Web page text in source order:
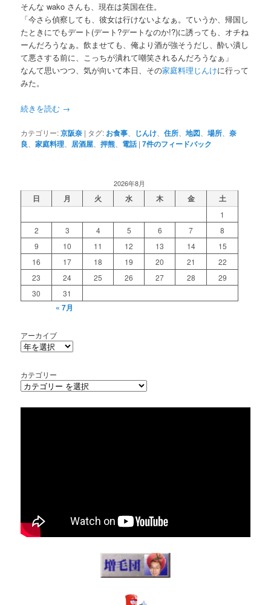
そんな wako さんも、現在は英国在住。
「今さら偵察しても、彼女は行けないよなぁ。ていうか、帰国し
たときにでもデート(デート?デートなのか!?)に誘っても、オチね
ーんだろうなぁ。飲ませても、俺より酒が強そうだし、酔い潰し
て悪さする前に、こっちが潰れて嘲笑されるんだろうなぁ」
なんて思いつつ、気が向いて本日、その家庭料理じんけに行って
みた。
続きを読む →
カテゴリー:京阪奈 | タグ: お食事、 じんけ、住所、地図、場所、奈
良、家庭料理、 居酒屋、押熊、 電話 |7件のフィードバック
2026年8月
日 月 火 水 木 金 土
1
2
3 4 5 6 7
8
9
10 11 12 13 14
15
16
17 18 19 20 21
22
23
24 25 26 27 28
29
30
31
« 7月
アーカイブ
カテゴリー